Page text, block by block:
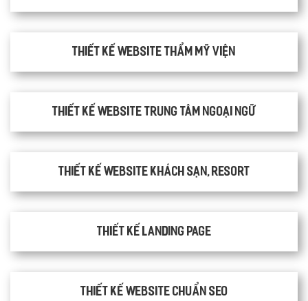
Thiết kế website thẩm mỹ viện
Thiết kế website trung tâm ngoại ngữ
Thiết kế website khách sạn, resort
Thiết kế Landing Page
Thiết kế website chuẩn SEO